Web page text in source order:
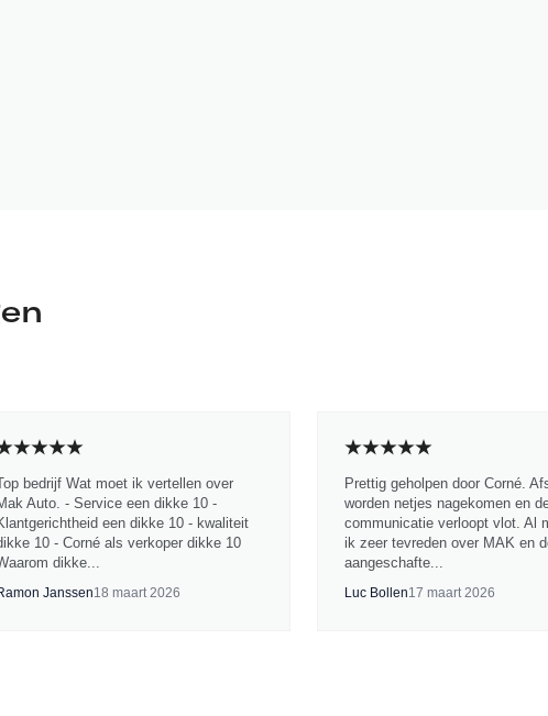
bedrijf Wat moet ik vertellen over
Auto. - Service een dikke 10 -
een dikke 10 - kwaliteit
10 - Corné als verkoper dikke 10
dikke...
Janssen18 maart 2026
Prettig geholpen door Corné.
worden netjes nagekomen en
communicatie verloopt vlot. Al
ik zeer tevreden over MAK en
aangeschafte...
Luc Bollen17 maart 2026